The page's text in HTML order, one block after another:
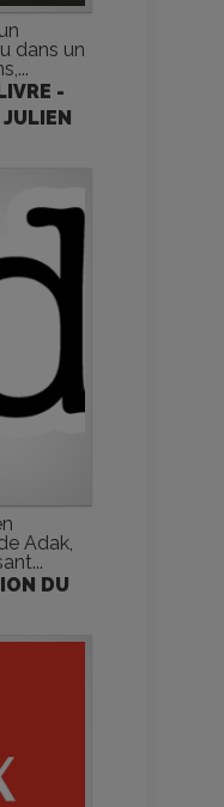
dans un
-
Adak,
DU